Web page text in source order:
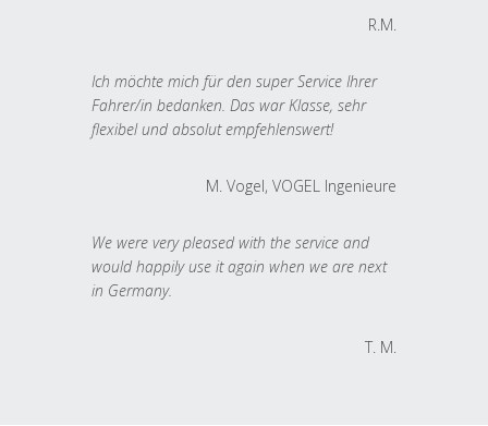
R.M.
Ich möchte mich für den super Service Ihrer
Fahrer/in bedanken. Das war Klasse, sehr
flexibel und absolut empfehlenswert!
M. Vogel, VOGEL Ingenieure
We were very pleased with the service and
would happily use it again when we are next
in Germany.
T. M.